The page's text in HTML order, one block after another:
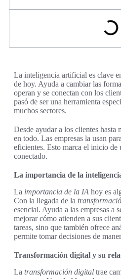
La inteligencia artificial es clave
de hoy. Ayuda a cambiar las
operan y se conectan con los
pasó de ser una herramienta
muchos sectores.
Desde ayudar a los clientes hasta
en todo. Las empresas la usan
eficientes. Esto marca el inicio
conectado.
La importancia de la
La importancia de la IA hoy es
Con la llegada de la
esencial. Ayuda a las empresas a
mejorar cómo atienden a sus
tareas, sino que también ofrece
permite tomar decisiones de
Transformación digital y su
La transformación digital trae